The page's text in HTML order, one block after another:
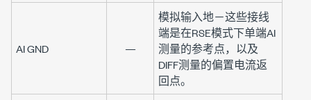
AI GND —
模拟输入地－这些接线
端是在RSE模式下单端AI
测量的参考点，以及
DIFF测量的偏置电流返
回点。